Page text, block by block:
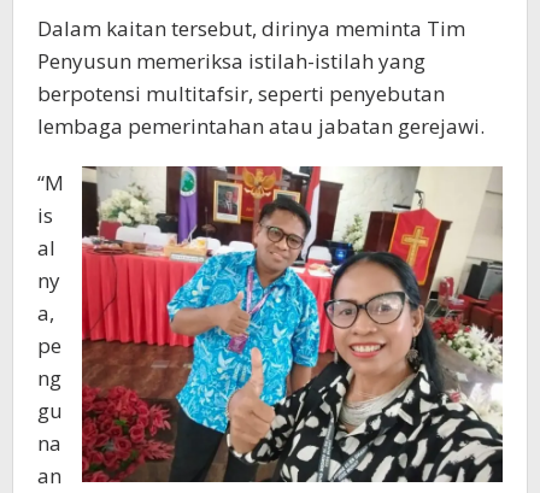
Dalam kaitan tersebut, dirinya meminta Tim
Penyusun memeriksa istilah-istilah yang
berpotensi multitafsir, seperti penyebutan
lembaga pemerintahan atau jabatan gerejawi.
“M
is
al
ny
a,
pe
ng
gu
na
an